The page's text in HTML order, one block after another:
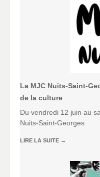
La MJC Nuits-Saint-
de la culture
Du vendredi 12 juin au
Nuits-Saint-Georges
LIRE LA SUITE →